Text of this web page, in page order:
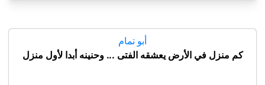
أبو تمام
كم منزل في الأرض يعشقه الفتى ... وحنينه أبدا لأول منزل